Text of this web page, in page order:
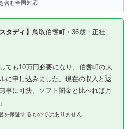
含む全国対応
タディ】 鳥取伯耆町・36歳・正社
ても10万円必要になり、伯耆町の大
に申し込みました。現在の収入と返
事に可決。ソフト闇金と比べれば月
保証するものではありません